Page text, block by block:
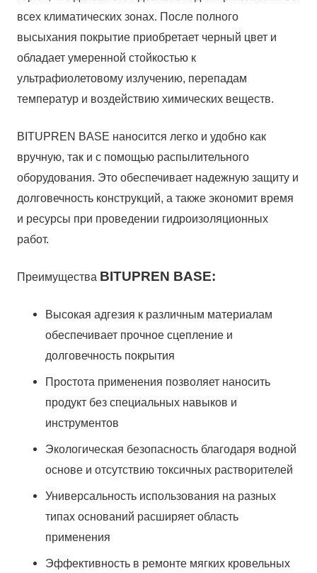
всех климатических зонах. После полного
высыхания покрытие приобретает черный цвет и
обладает умеренной стойкостью к
ультрафиолетовому излучению, перепадам
температур и воздействию химических веществ.
BITUPREN BASE наносится легко и удобно как
вручную, так и с помощью распылительного
оборудования. Это обеспечивает надежную защиту и
долговечность конструкций, а также экономит время
и ресурсы при проведении гидроизоляционных
работ.
Преимущества BITUPREN BASE:
Высокая адгезия к различным материалам
обеспечивает прочное сцепление и
долговечность покрытия
Простота применения позволяет наносить
продукт без специальных навыков и
инструментов
Экологическая безопасность благодаря водной
основе и отсутствию токсичных растворителей
Универсальность использования на разных
типах оснований расширяет область
применения
Эффективность в ремонте мягких кровельных